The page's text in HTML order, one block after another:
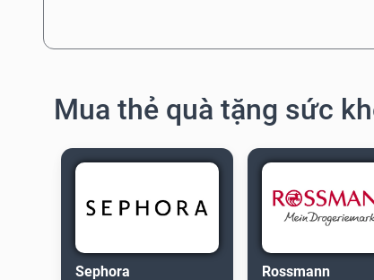
Mua thẻ quà tặng sức
Sephora Rossmann